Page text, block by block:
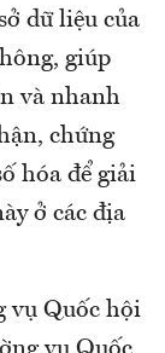
dữ liệu của
giúp
và nhanh
chứng
hóa để giải
ở các địa
vụ Quốc hội